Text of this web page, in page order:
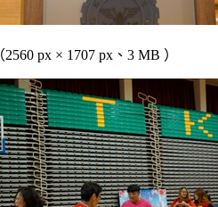
2560 px × 1707 px、3 MB ）